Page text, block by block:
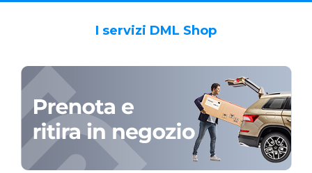
I servizi DML Shop